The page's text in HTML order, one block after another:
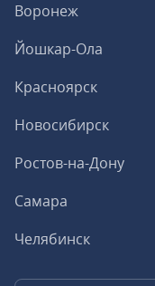
Воронеж
Йошкар-Ола
Красноярск
Новосибирск
Ростов-на-Дону
Самара
Челябинск